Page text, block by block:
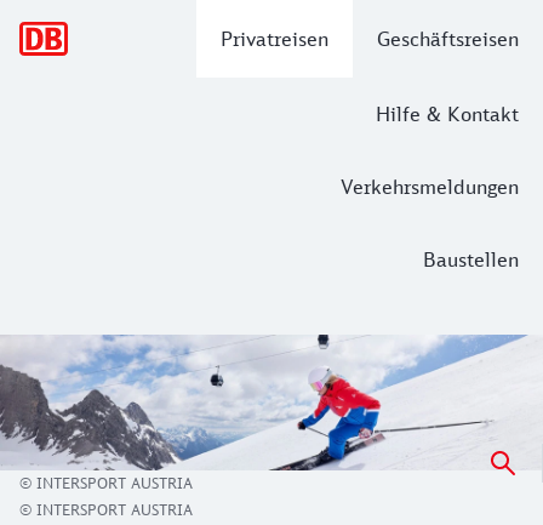
Privatreisen Geschäftsreisen
Hilfe & Kontakt
Verkehrsmeldungen
Baustellen
INTERSPORT - aus Liebe zum Sport
Dein Partner rund um Sportaktivitäten im Schnee. Jetzt
Nutze die bequeme Möglichkeit derOnline-Reservierung
© INTERSPORT AUSTRIA
© INTERSPORT AUSTRIA